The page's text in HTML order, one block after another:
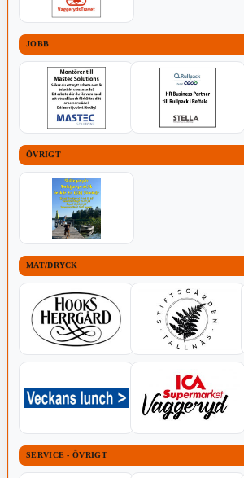
JOBB
ÖVRIGT
MAT/DRYCK
SERVICE - ÖVRIGT